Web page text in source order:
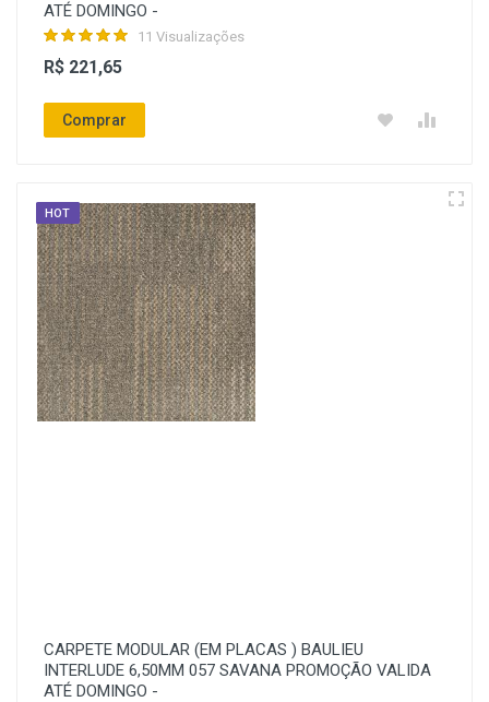
ATÉ DOMINGO -
11 Visualizações
R$ 221,65
Comprar
HOT
CARPETE MODULAR (EM PLACAS ) BAULIEU
INTERLUDE 6,50MM 057 SAVANA PROMOÇÃO VALIDA
ATÉ DOMINGO -